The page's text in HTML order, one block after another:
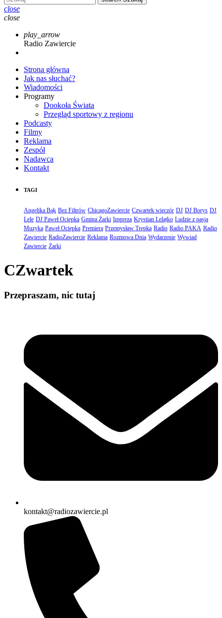
close
close
play_arrow
Radio Zawiercie
Strona główna
Jak nas słuchać?
Wiadomości
Programy
Dookoła Świata
Przegląd sportowy z regionu
Podcasty
Filmy
Reklama
Zespół
Nadawca
Kontakt
TAGI
Angelika Bąk Bez Filtrów ChicagoZawiercie Czwartek wieczór DJ DJ Borys DJ
Lele DJ Paweł Ociepka Gmina Żarki Impreza Krystian Lelątko Ludzie z pasją
Muzyka Paweł Ociepka Premiera Przemysław Trepka Radio Radio PAKA Radio
Zawiercie RadioZawiercie Reklama Rozmowa Dnia Wydarzenie Wywiad
Zawiercie Żarki
CZwartek
Przepraszam, nic tutaj
kontakt@radiozawiercie.pl